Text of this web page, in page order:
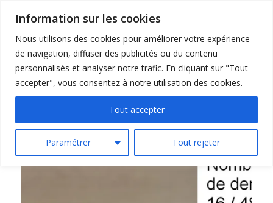
Information sur les cookies
Nous utilisons des cookies pour améliorer votre expérience
de navigation, diffuser des publicités ou du contenu
personnalisés et analyser notre trafic. En cliquant sur "Tout
accepter", vous consentez à notre utilisation des cookies.
Paramétrer Tout rejeter
Tout accepter